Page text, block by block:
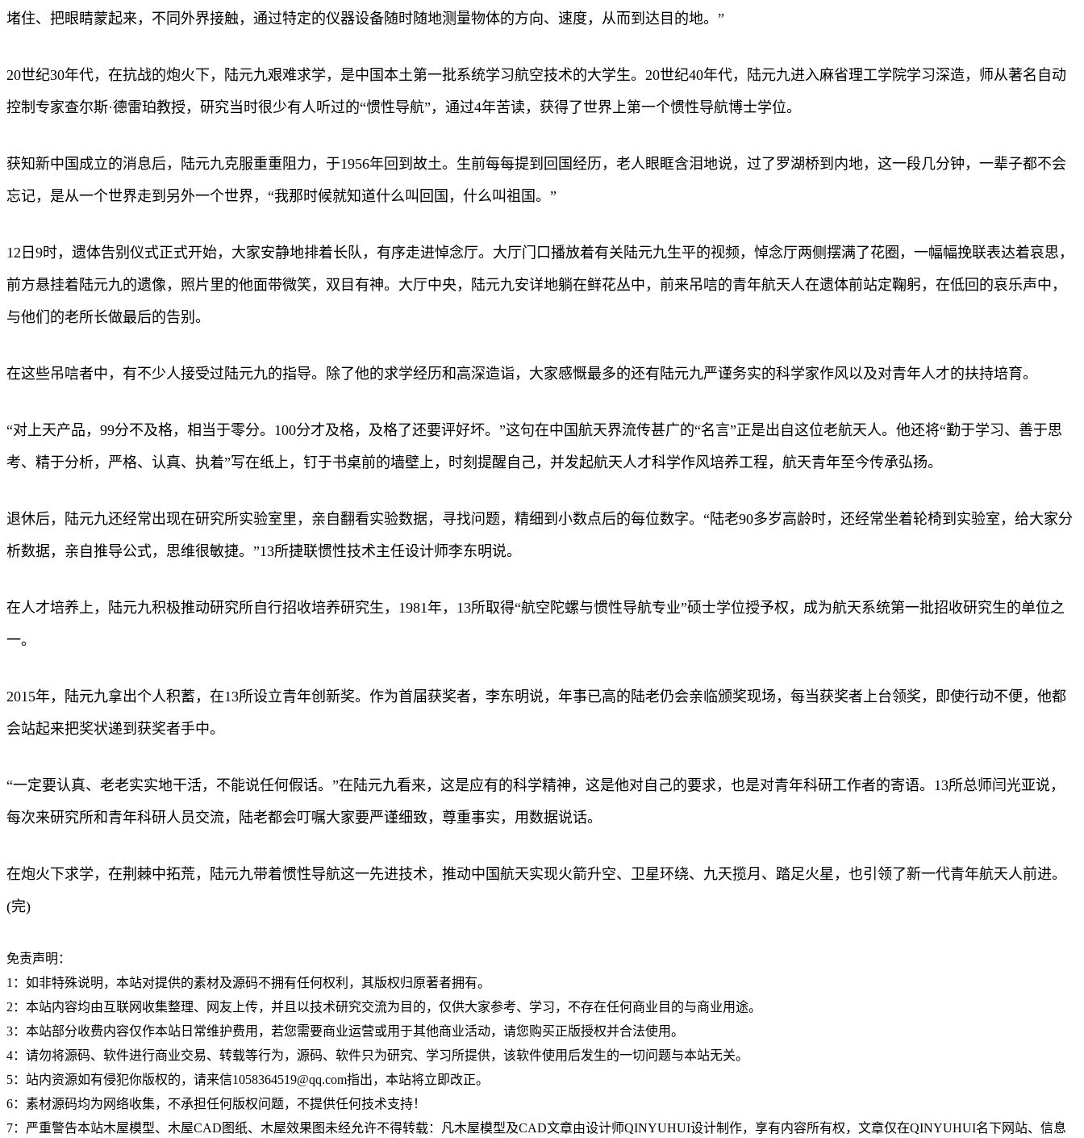
堵住、把眼睛蒙起来，不同外界接触，通过特定的仪器设备随时随地测量物体的方向、速度，从而到达目的地。”
20世纪30年代，在抗战的炮火下，陆元九艰难求学，是中国本土第一批系统学习航空技术的大学生。20世纪40年代，陆元九进入麻省理工学院学习深造，师从著名自动
控制专家查尔斯·德雷珀教授，研究当时很少有人听过的“惯性导航”，通过4年苦读，获得了世界上第一个惯性导航博士学位。
获知新中国成立的消息后，陆元九克服重重阻力，于1956年回到故土。生前每每提到回国经历，老人眼眶含泪地说，过了罗湖桥到内地，这一段几分钟，一辈子都不会
忘记，是从一个世界走到另外一个世界，“我那时候就知道什么叫回国，什么叫祖国。”
12日9时，遗体告别仪式正式开始，大家安静地排着长队，有序走进悼念厅。大厅门口播放着有关陆元九生平的视频，悼念厅两侧摆满了花圈，一幅幅挽联表达着哀思，
前方悬挂着陆元九的遗像，照片里的他面带微笑，双目有神。大厅中央，陆元九安详地躺在鲜花丛中，前来吊唁的青年航天人在遗体前站定鞠躬，在低回的哀乐声中，
与他们的老所长做最后的告别。
在这些吊唁者中，有不少人接受过陆元九的指导。除了他的求学经历和高深造诣，大家感慨最多的还有陆元九严谨务实的科学家作风以及对青年人才的扶持培育。
“对上天产品，99分不及格，相当于零分。100分才及格，及格了还要评好坏。”这句在中国航天界流传甚广的“名言”正是出自这位老航天人。他还将“勤于学习、善于思
考、精于分析，严格、认真、执着”写在纸上，钉于书桌前的墙壁上，时刻提醒自己，并发起航天人才科学作风培养工程，航天青年至今传承弘扬。
退休后，陆元九还经常出现在研究所实验室里，亲自翻看实验数据，寻找问题，精细到小数点后的每位数字。“陆老90多岁高龄时，还经常坐着轮椅到实验室，给大家分
析数据，亲自推导公式，思维很敏捷。”13所捷联惯性技术主任设计师李东明说。
在人才培养上，陆元九积极推动研究所自行招收培养研究生，1981年，13所取得“航空陀螺与惯性导航专业”硕士学位授予权，成为航天系统第一批招收研究生的单位之
一。
2015年，陆元九拿出个人积蓄，在13所设立青年创新奖。作为首届获奖者，李东明说，年事已高的陆老仍会亲临颁奖现场，每当获奖者上台领奖，即使行动不便，他都
会站起来把奖状递到获奖者手中。
“一定要认真、老老实实地干活，不能说任何假话。”在陆元九看来，这是应有的科学精神，这是他对自己的要求，也是对青年科研工作者的寄语。13所总师闫光亚说，
每次来研究所和青年科研人员交流，陆老都会叮嘱大家要严谨细致，尊重事实，用数据说话。
在炮火下求学，在荆棘中拓荒，陆元九带着惯性导航这一先进技术，推动中国航天实现火箭升空、卫星环绕、九天揽月、踏足火星，也引领了新一代青年航天人前进。
(完)
免责声明：
1：如非特殊说明，本站对提供的素材及源码不拥有任何权利，其版权归原著者拥有。
2：本站内容均由互联网收集整理、网友上传，并且以技术研究交流为目的，仅供大家参考、学习，不存在任何商业目的与商业用途。
3：本站部分收费内容仅作本站日常维护费用，若您需要商业运营或用于其他商业活动，请您购买正版授权并合法使用。
4：请勿将源码、软件进行商业交易、转载等行为，源码、软件只为研究、学习所提供，该软件使用后发生的一切问题与本站无关。
5：站内资源如有侵犯你版权的，请来信1058364519@qq.com指出，本站将立即改正。
6：素材源码均为网络收集，不承担任何版权问题，不提供任何技术支持！
7：严重警告本站木屋模型、木屋CAD图纸、木屋效果图未经允许不得转载：凡木屋模型及CAD文章由设计师QINYUHUI设计制作，享有内容所有权，文章仅在QINYUHUI名下网站、信息